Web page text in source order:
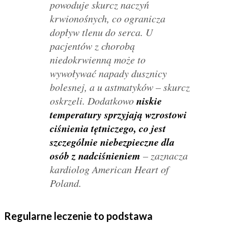
powoduje skurcz naczyń
krwionośnych, co ogranicza
dopływ tlenu do serca. U
pacjentów z chorobą
niedokrwienną może to
wywoływać napady dusznicy
bolesnej, a u astmatyków – skurcz
oskrzeli. Dodatkowoniskie
temperatury sprzyjają wzrostowi
ciśnienia tętniczego, co jest
szczególnie niebezpieczne dla
osób z nadciśnieniem – zaznacza
kardiolog American Heart of
Poland.
Regularne leczenie to podstawa